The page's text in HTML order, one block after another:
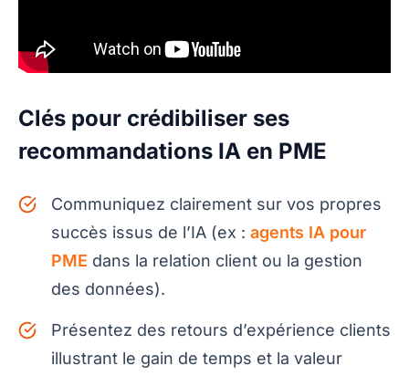
Clés pour crédibiliser ses
recommandations IA en PME
Communiquez clairement sur vos propres
succès issus de l’IA (ex : agents IA pour
PME dans la relation client ou la gestion
des données).
Présentez des retours d’expérience clients
illustrant le gain de temps et la valeur